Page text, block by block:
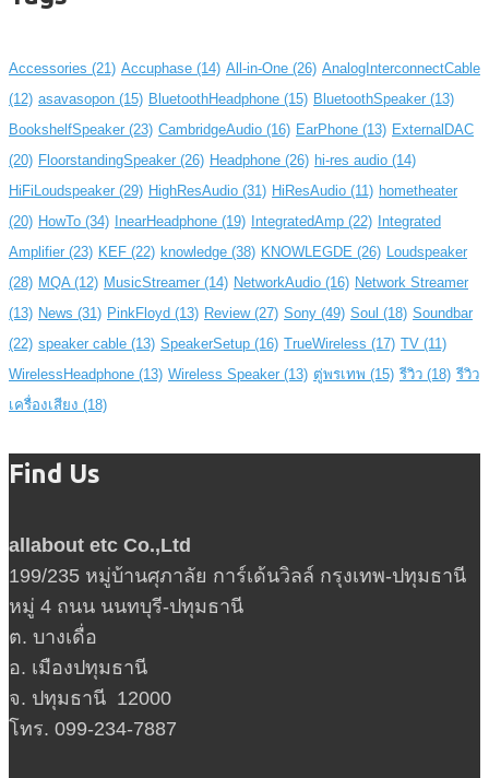
Accessories (21) Accuphase (14) All-in-One (26) AnalogInterconnectCable
(12) asavasopon (15) BluetoothHeadphone (15) BluetoothSpeaker (13)
BookshelfSpeaker (23) CambridgeAudio (16) EarPhone (13) ExternalDAC
(20) FloorstandingSpeaker (26) Headphone (26) hi-res audio (14)
HiFiLoudspeaker (29) HighResAudio (31) HiResAudio (11) hometheater
(20) HowTo (34) InearHeadphone (19) IntegratedAmp (22)
Integrated
Amplifier (23) KEF (22) knowledge (38) KNOWLEGDE (26)
Loudspeaker
(28) MQA (12) MusicStreamer (14) NetworkAudio (16) Network Streamer
(13) News (31) PinkFloyd (13) Review(27) Sony (49) Soul (18) Soundbar
(22) speaker cable (13) SpeakerSetup (16) TrueWireless (17) TV (11)
WirelessHeadphone (13) Wireless Speaker (13) ตู่พรเทพ (15) รีวิว (18) รีวิว
เครื่องเสียง (18)
Find Us
allabout etc Co.,Ltd
199/235 หมู่บ้านศุภาลัย การ์เด้นวิลล์ กรุงเทพ-ปทุมธานี
หมู่ 4 ถนน นนทบุรี-ปทุมธานี
ต. บางเดื่อ
อ. เมืองปทุมธานี
จ. ปทุมธานี 12000
โทร. 099-234-7887